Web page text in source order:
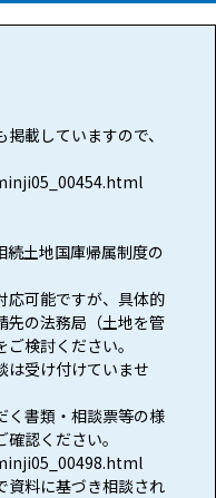
載していますので、
土地国庫帰属制度の
可能ですが、具体的
先の法務局（土地を管
検討ください。
受け付けていませ
書類・相談票等の様
認ください。
料に基づき相談され